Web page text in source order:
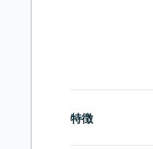
特徴